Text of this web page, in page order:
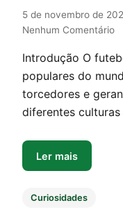
5 de novembro de
Nenhum Comentário
Introdução O
populares do
torcedores e
diferentes
Ler mais
Curiosidades